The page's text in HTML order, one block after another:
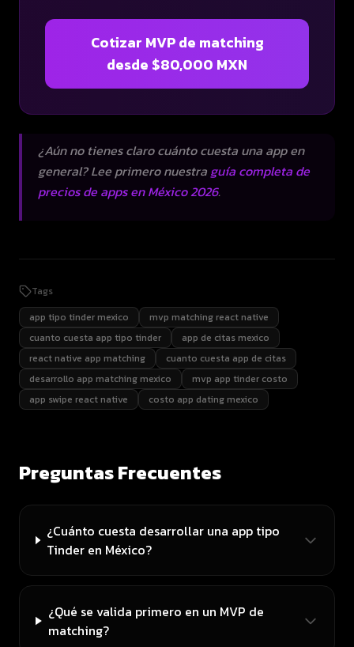
Cotizar MVP de matching
desde $80,000 MXN
¿Aún no tienes claro cuánto cuesta una app en
general? Lee primero nuestra guía completa de
precios de apps en México 2026.
Tags
app tipo tinder mexico
mvp matching react native
cuanto cuesta app tipo tinder
app de citas mexico
react native app matching
cuanto cuesta app de citas
desarrollo app matching mexico
mvp app tinder costo
app swipe react native
costo app dating mexico
Preguntas Frecuentes
¿Cuánto cuesta desarrollar una app tipo
Tinder en México?
¿Qué se valida primero en un MVP de
matching?